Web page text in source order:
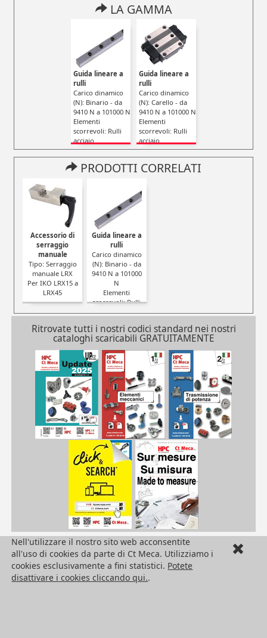
LA GAMMA
Guida lineare a
rulli
Carico dinamico
(N): Binario - da
9410 N a 101000 N
Elementi
scorrevoli: Rulli
acciaio
Guida lineare a
rulli
Carico dinamico
(N): Carello - da
9410 N a 101000 N
Elementi
scorrevoli: Rulli
acciaio
Tipo:
Autolubrificante
PRODOTTI CORRELATI
Accessorio di
serraggio
manuale
Tipo: Serraggio
manuale LRX
Per IKO LRX15 a
LRX45
Guida lineare a
rulli
Carico dinamico
(N): Binario - da
9410 N a 101000
N
Elementi
scorrevoli: Rulli
acciaio
Ritrovate tutti i nostri codici standard nei nostri
cataloghi scaricabili GRATUITAMENTE
HPC Ct Meca
Nell'utilizzare il nostro sito web acconsentite
all'uso di cookies da parte di Ct Meca. Utilizziamo i
cookies esclusivamente a fini statistici. Potete
disattivare i cookies cliccando qui..